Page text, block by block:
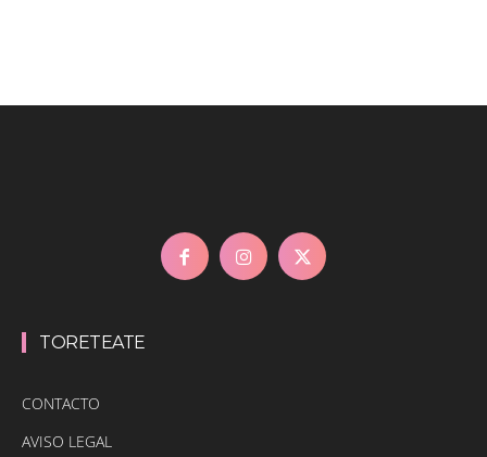
TORETEATE
CONTACTO
AVISO LEGAL